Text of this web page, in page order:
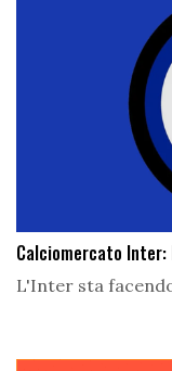
Calciomercato
L'Inter sta